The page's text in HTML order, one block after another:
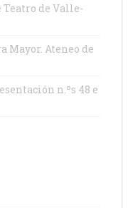
Teatro de Valle-
Mayor. Ateneo de
n.ºs 48 e